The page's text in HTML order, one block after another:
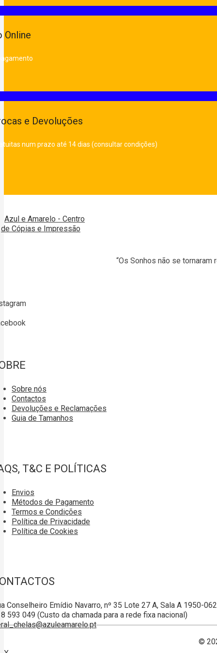
Online
e Devoluções
num prazo até 14 dias (consultar condições)
“Os Sonhos não se
Sobre nós
Contactos
Devoluções e Reclamações
Guia de Tamanhos
T&C E POLÍTICAS
Envios
Métodos de Pagamento
Termos e Condições
Política de Privacidade
Política de Cookies
Conselheiro Emídio Navarro, nº 35 Lote 27 A, Sala A 1950-
593 049 (Custo da chamada para a rede fixa nacional)
©